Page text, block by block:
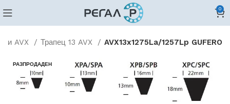
0
AVX Трапец 13 AVX AVX13x1275La/1257Lp GUFERO
РАЗПРОДАДЕН